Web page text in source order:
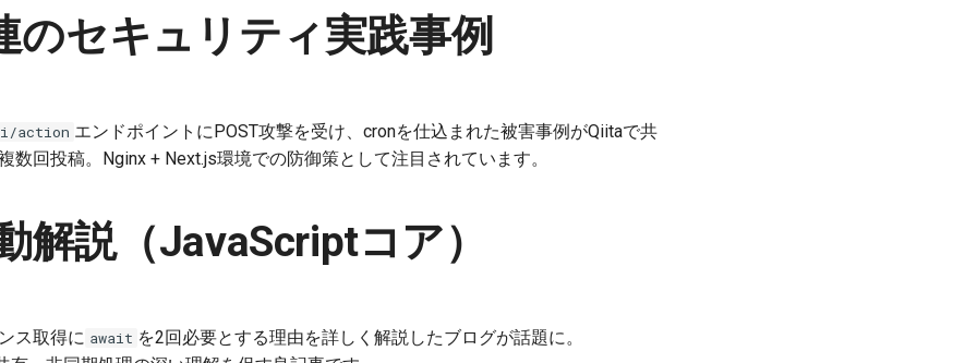
のセキュリティ実践事例
action エンドポイントにPOST攻撃を受け、cronを仕込まれた被害事例がQiitaで共
数回投稿。Nginx + Next.js環境での防御策として注目されています。
解説（JavaScriptコア）
ス取得に await を2回必要とする理由を詳しく解説したブログが話題に。